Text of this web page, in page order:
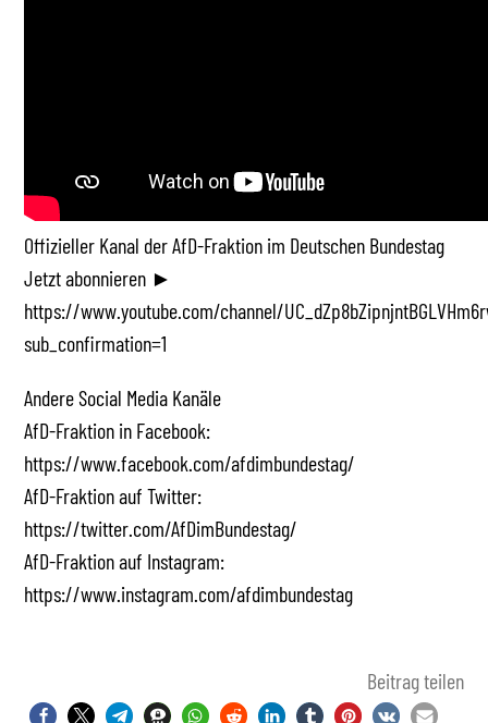
Offizieller Kanal der AfD-Fraktion im Deutschen Bundestag
Jetzt abonnieren ►
https://www.youtube.com/channel/
sub_confirmation=1
Andere Social Media Kanäle
AfD-Fraktion in Facebook:
https://www.facebook.com/afdimbundestag/
AfD-Fraktion auf Twitter:
https://twitter.com/AfDimBundestag/
AfD-Fraktion auf Instagram:
https://www.instagram.com/afdimbundestag
Beitrag teilen